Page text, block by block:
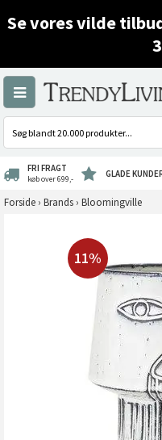
Se vores vilde
FRI FRAGT
køb over 699,- GLADE
Forside › Brands › Bloomingville
11%